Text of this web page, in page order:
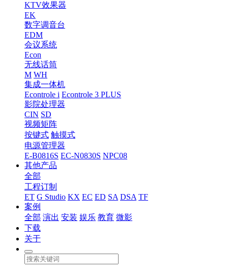
KTV效果器
EK
数字调音台
EDM
会议系统
Econ
无线话筒
M WH
集成一体机
Econtrole i Econtrole 3 PLUS
影院处理器
CIN SD
视频矩阵
按键式 触摸式
电源管理器
E-B0816S EC-N0830S NPC08
其他产品
全部
工程订制
ET G Studio KX EC ED SA DSA TF
案例
全部 演出 安装 娱乐 教育 微影
下载
关于